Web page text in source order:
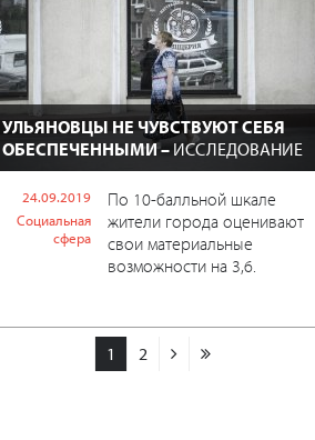
УЛЬЯНОВЦЫ НЕ ЧУВСТВУЮТ СЕБЯ
ОБЕСПЕЧЕННЫМИ – ИССЛЕДОВАНИЕ
24.09.2019
Социальная
сфера
По 10-балльной шкале
жители города оценивают
свои материальные
возможности на 3,6.
1 2